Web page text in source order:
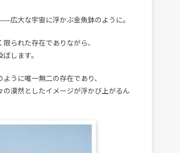
広大な宇宙に浮かぶ金魚鉢のように。
られた存在でありながら、
します。
うに唯一無二の存在であり、
漠然としたイメージが浮かび上がるん